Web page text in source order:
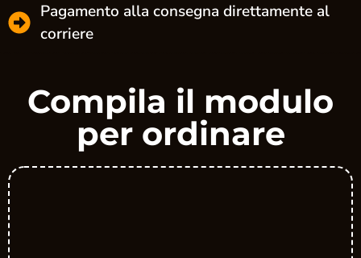
Pagamento alla consegna direttamente al
corriere
Compila il modulo
per ordinare